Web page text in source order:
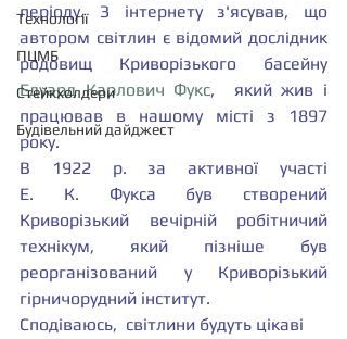
Технології
ПЦМБ
Стейкхолдери
Будівельний дайджест
періоду. З інтернету з'ясував, що
автором світлин є відомий дослідник
Едуард Карлович Фукс,  який жив і
працював в нашому місті з 1897
року.
В 1922 р. за активної участі
Е. К. Фукса був створений
Криворізький вечірній робітничий
технікум, який пізніше був
реорганізований у Криворізький
гірничорудний інститут.
Сподіваюсь,  світлини будуть цікаві